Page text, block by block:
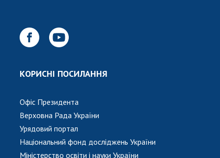
КОНТАКТИ
КОРИСНІ ПОСИЛАННЯ
Офіс Президента
Верховна Рада України
Урядовий портал
Національний фонд досліджень України
Міністерство освіти і науки України